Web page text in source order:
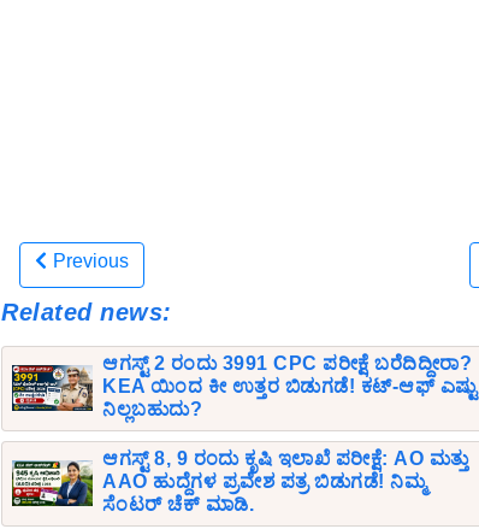
Previous
Related news:
ಆಗಸ್ಟ್ 2 ರಂದು 3991 CPC ಪರೀಕ್ಷೆ ಬರೆದಿದ್ದೀರಾ?
KEA ಯಿಂದ ಕೀ ಉತ್ತರ ಬಿಡುಗಡೆ! ಕಟ್-ಆಫ್ ಎಷ್ಟು
ನಿಲ್ಲಬಹುದು?
ಆಗಸ್ಟ್ 8, 9 ರಂದು ಕೃಷಿ ಇಲಾಖೆ ಪರೀಕ್ಷೆ: AO ಮತ್ತು
AAO ಹುದ್ದೆಗಳ ಪ್ರವೇಶ ಪತ್ರ ಬಿಡುಗಡೆ! ನಿಮ್ಮ
ಸೆಂಟರ್ ಚೆಕ್ ಮಾಡಿ.